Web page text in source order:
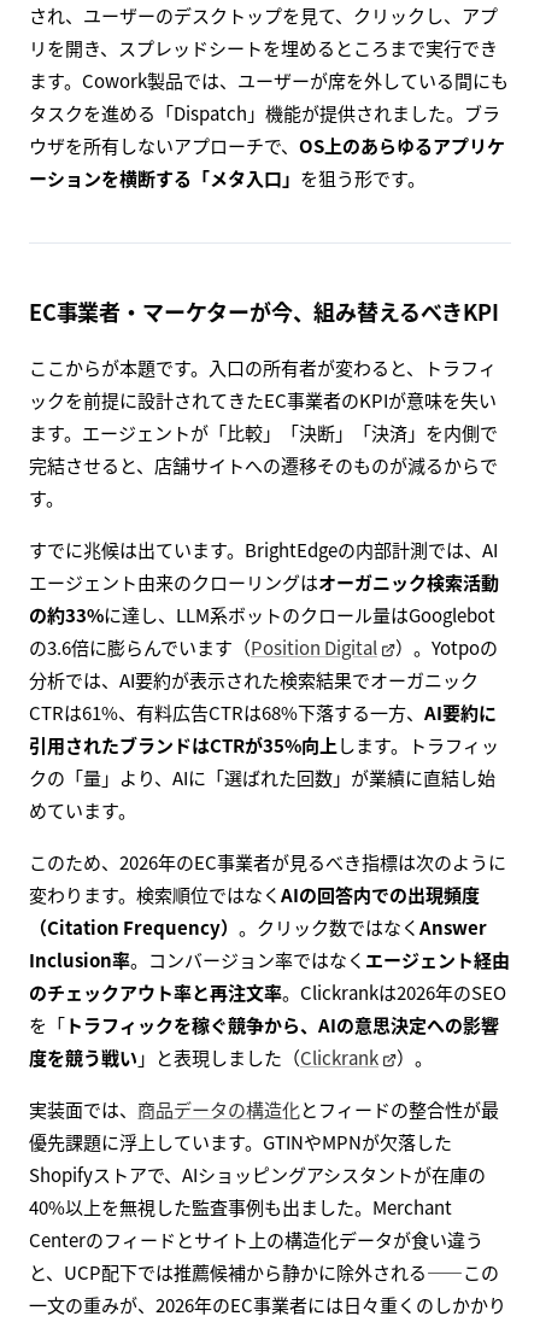
され、ユーザーのデスクトップを見て、クリックし、アプ
リを開き、スプレッドシートを埋めるところまで実行でき
ます。Cowork製品では、ユーザーが席を外している間にも
タスクを進める「Dispatch」機能が提供されました。ブラ
ウザを所有しないアプローチで、 OS上のあらゆるアプリケ
ーションを横断する「メタ入口」 を狙う形です。
EC事業者・マーケターが今、組み替えるべきKPI
ここからが本題です。入口の所有者が変わると、トラフィ
ックを前提に設計されてきたEC事業者のKPIが意味を失い
ます。エージェントが「比較」「決断」「決済」を内側で
完結させると、店舗サイトへの遷移そのものが減るからで
す。
すでに兆候は出ています。BrightEdgeの内部計測では、AI
エージェント由来のクローリングはオーガニック検索活動
の約33%に達し、LLM系ボットのクロール量はGooglebot
の3.6倍に膨らんでいます（Position Digital
）。Yotpoの
分析では、AI要約が表示された検索結果でオーガニック
CTRは61%、有料広告CTRは68%下落する一方、 AI要約に
引用されたブランドはCTRが35%向上します。トラフィッ
クの「量」より、AIに「選ばれた回数」が業績に直結し始
めています。
このため、2026年のEC事業者が見るべき指標は次のように
変わります。検索順位ではなくAIの回答内での出現頻度
（Citation Frequency） 。クリック数ではなくAnswer
Inclusion率。コンバージョン率ではなく エージェント経由
のチェックアウト率と再注文率。Clickrankは2026年のSEO
を「トラフィックを稼ぐ競争から、AIの意思決定への影響
度を競う戦い 」と表現しました（Clickrank ）。
実装面では、 商品データの構造化とフィードの整合性が最
優先課題に浮上しています。GTINやMPNが欠落した
Shopifyストアで、AIショッピングアシスタントが在庫の
40%以上を無視した監査事例も出ました。Merchant
Centerのフィードとサイト上の構造化データが食い違う
と、UCP配下では推薦候補から静かに除外される――この
一文の重みが、2026年のEC事業者には日々重くのしかかり